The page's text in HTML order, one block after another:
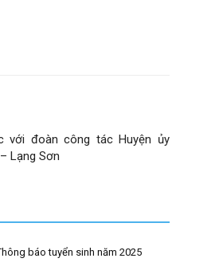
với đoàn công tác Huyện ủy
Lạng Sơn
báo tuyển sinh năm 2025